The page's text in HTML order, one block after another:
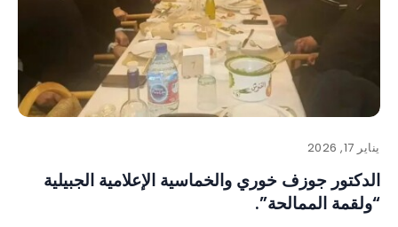
يناير 17, 2026
الدكتور جوزف خوري والخماسية الإعلامية الجبيلية
“ولقمة الممالحة”.